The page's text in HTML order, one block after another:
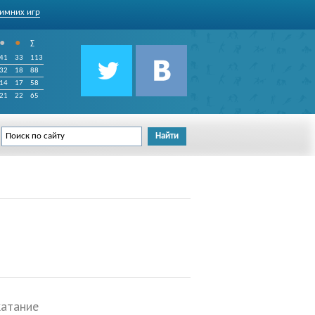
игр
• •
∑
41 33
113
32 18
88
14 17
58
21 22 65